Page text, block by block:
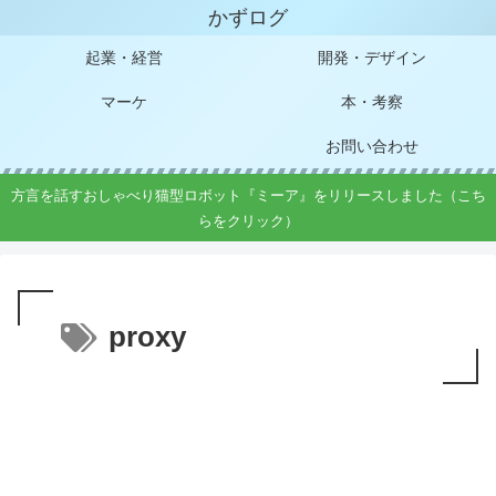
かずログ
起業・経営 開発・デザイン
マーケ 本・考察
お問い合わせ
方言を話すおしゃべり猫型ロボット『ミーア』をリリースしました（こち
らをクリック）
proxy